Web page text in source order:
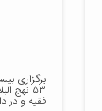
برگزاری
۵۳ نهج
فقیه و در